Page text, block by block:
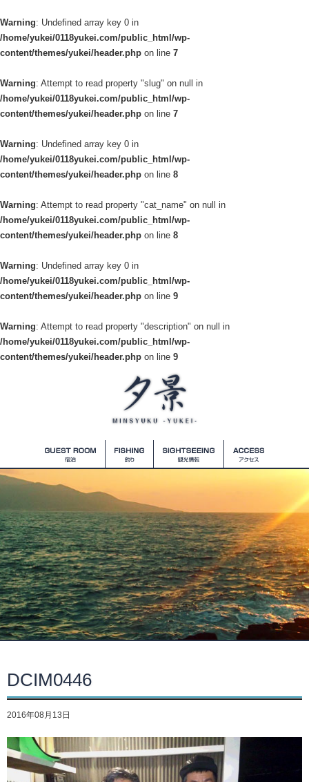
Warning: Undefined array key 0 in
/home/yukei/0118yukei.com/public_html/wp-
content/themes/yukei/header.php on line 7
Warning: Attempt to read property "slug" on null in
/home/yukei/0118yukei.com/public_html/wp-
content/themes/yukei/header.php on line 7
Warning: Undefined array key 0 in
/home/yukei/0118yukei.com/public_html/wp-
content/themes/yukei/header.php on line 8
Warning: Attempt to read property "cat_name" on null in
/home/yukei/0118yukei.com/public_html/wp-
content/themes/yukei/header.php on line 8
Warning: Undefined array key 0 in
/home/yukei/0118yukei.com/public_html/wp-
content/themes/yukei/header.php on line 9
Warning: Attempt to read property "description" on null in
/home/yukei/0118yukei.com/public_html/wp-
content/themes/yukei/header.php on line 9
DCIM0446
2016年08月13日